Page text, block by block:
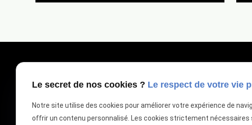
PRENDRE CONTACT
Vous avez une question ?
Vous êtes intéressé(e)
Le secret de nos cookies ? Le respect de votre vie
Notre site utilise des cookies pour améliorer votre expérience de
offrir un contenu personnalisé. Les cookies strictement nécessaires